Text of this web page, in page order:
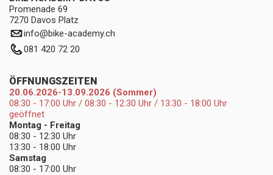
Promenade 69
7270 Davos Platz
info@bike-academy.ch
081 420 72 20
ÖFFNUNGSZEITEN
20.06.2026-13.09.2026 (Sommer)
08:30 - 17:00 Uhr / 08:30 - 12:30 Uhr / 13:30 - 18:00 Uhr
geöffnet
Montag - Freitag
08:30 - 12:30 Uhr
13:30 - 18:00 Uhr
Samstag
08:30 - 17:00 Uhr